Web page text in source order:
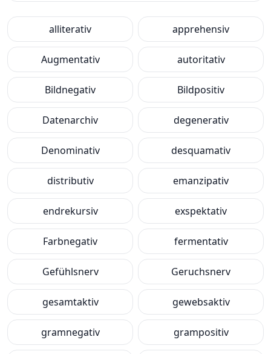
alliterativ apprehensiv
Augmentativ autoritativ
Bildnegativ Bildpositiv
Datenarchiv degenerativ
Denominativ desquamativ
distributiv emanzipativ
endrekursiv exspektativ
Farbnegativ fermentativ
Gefühlsnerv Geruchsnerv
gesamtaktiv gewebsaktiv
gramnegativ grampositiv